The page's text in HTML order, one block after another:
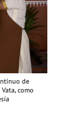
de
como